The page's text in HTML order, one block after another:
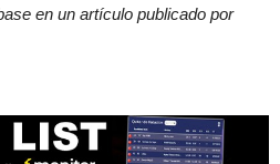
en un artículo publicado por